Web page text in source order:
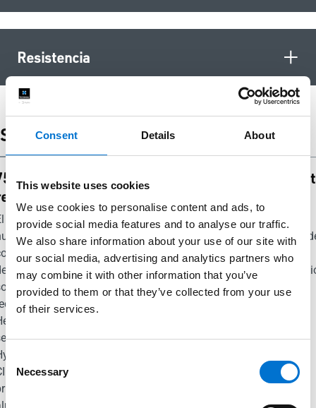
Consent Details About
This website uses cookies
We use cookies to personalise content and ads, to
provide social media features and to analyse our traffic.
We also share information about your use of our site with
our social media, advertising and analytics partners who
may combine it with other information that you’ve
provided to them or that they’ve collected from your use
of their services.
Consent
Selection
Necessary
Resistencia +
Sellos y Certificaciones
75 % de
carpintería
el
95%
Nuestras
soluciones
son
reciclables
en un 95 %.
productos,
Cradle
TENTAL
dispone
la
Cradle to